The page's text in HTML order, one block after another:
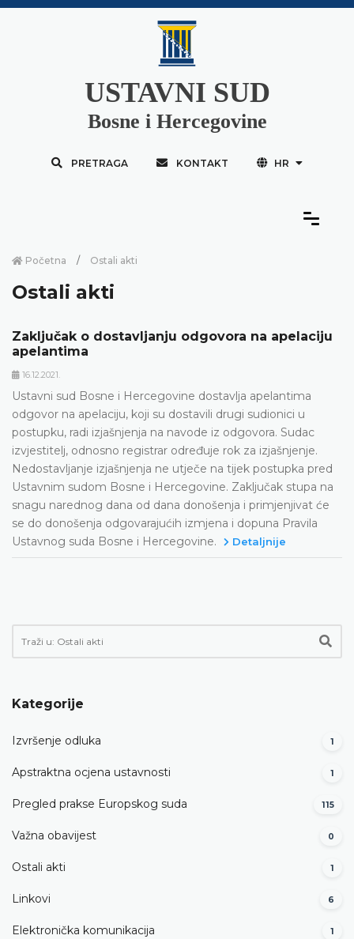
USTAVNI SUD
Bosne i Hercegovine
PRETRAGA KONTAKT HR
Početna Ostali akti
Ostali akti
Zaključak o dostavljanju odgovora na apelaciju
apelantima
16.12.2021.
Ustavni sud Bosne i Hercegovine dostavlja apelantima
odgovor na apelaciju, koji su dostavili drugi sudionici u
postupku, radi izjašnjenja na navode iz odgovora. Sudac
izvjestitelj, odnosno registrar određuje rok za izjašnjenje.
Nedostavljanje izjašnjenja ne utječe na tijek postupka pred
Ustavnim sudom Bosne i Hercegovine. Zaključak stupa na
snagu narednog dana od dana donošenja i primjenjivat će
se do donošenja odgovarajućih izmjena i dopuna Pravila
Ustavnog suda Bosne i Hercegovine.
Detaljnije
Kategorije
Izvršenje odluka 1
Apstraktna ocjena ustavnosti 1
Pregled prakse Europskog suda 115
Važna obavijest 0
Ostali akti 1
Linkovi 6
Elektronička komunikacija 1